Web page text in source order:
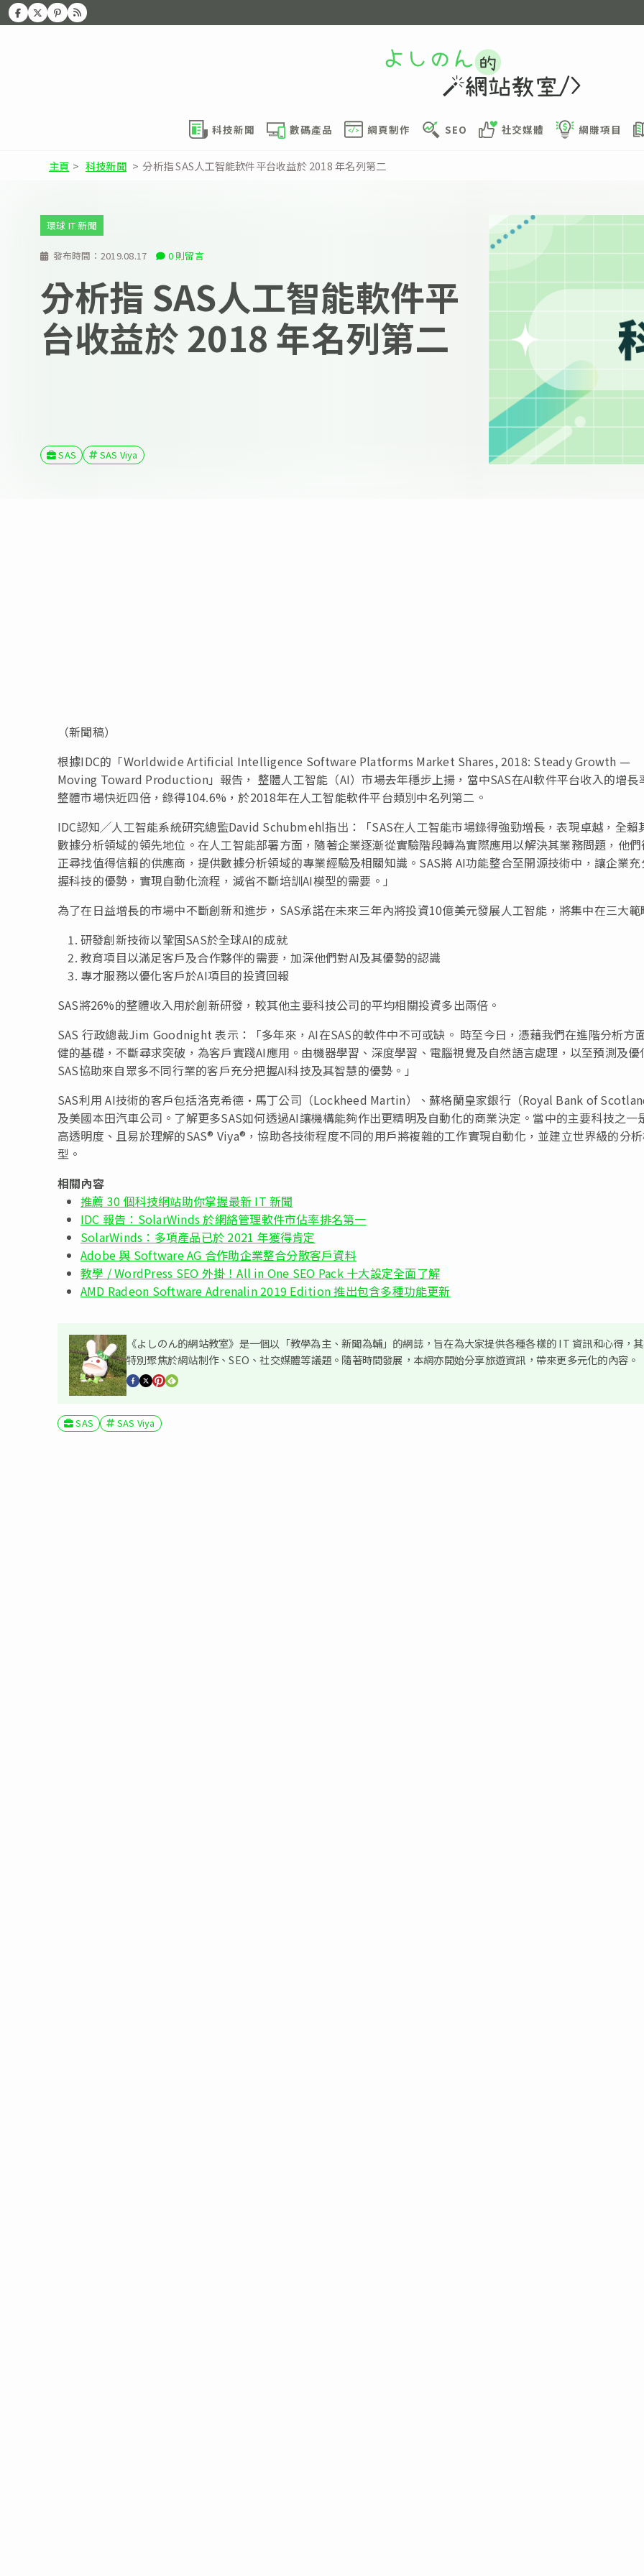
科技新聞 數碼產品 網頁制作 SEO 社交媒體 網賺項目
主頁 > 科技新聞 > 分析指 SAS人工智能軟件平台收益於 2018 年名列第二
發布時間： 2019.08.17 0 則留言
環球 IT 新聞
分析指 SAS人工智能軟件平
台收益於 2018 年名列第二
SAS SAS Viya
（新聞稿）
根據IDC的「Worldwide Artificial Intelligence Software Platforms Market Shares, 2018: Steady Growth —
Moving Toward Production」報告， 整體人工智能（AI）市場去年穩步上揚，當中SAS在AI軟件平台收入的增長
整體市場快近四倍，錄得104.6%，於2018年在人工智能軟件平台類別中名列第二。
IDC認知╱人工智能系統研究總監David Schubmehl指出：「SAS在人工智能市場錄得強勁增長，表現卓越，全賴
數據分析領域的領先地位。在人工智能部署方面，隨著企業逐漸從實驗階段轉為實際應用以解決其業務問題，他
正尋找值得信賴的供應商，提供數據分析領域的專業經驗及相關知識。SAS將 AI功能整合至開源技術中，讓企業
握科技的優勢，實現自動化流程，減省不斷培訓AI模型的需要。」
為了在日益增長的市場中不斷創新和進步，SAS承諾在未來三年內將投資10億美元發展人工智能，將集中在三大
研發創新技術以鞏固SAS於全球AI的成就
教育項目以滿足客戶及合作夥伴的需要，加深他們對AI及其優勢的認識
專才服務以優化客戶於AI項目的投資回報
SAS將26%的整體收入用於創新研發，較其他主要科技公司的平均相關投資多出兩倍。
SAS 行政總裁Jim Goodnight 表示：「多年來，AI在SAS的軟件中不可或缺。 時至今日，憑藉我們在進階分析方
健的基礎，不斷尋求突破，為客戶實踐AI應用。由機器學習、深度學習、電腦視覺及自然語言處理，以至預測及優
SAS協助來自眾多不同行業的客戶充分把握AI科技及其智慧的優勢。」
SAS利用 AI技術的客戶包括洛克希德·馬丁公司（Lockheed Martin）、蘇格蘭皇家銀行（Royal Bank of
及美國本田汽車公司。了解更多SAS如何透過AI讓機構能夠作出更精明及自動化的商業決定。當中的主要科技之一
高透明度、且易於理解的SAS® Viya®，協助各技術程度不同的用戶將複雜的工作實現自動化，並建立世界級的分
型。
相關內容
推薦 30 個科技網站助你掌握最新 IT 新聞
IDC 報告：SolarWinds 於網絡管理軟件市佔率排名第一
SolarWinds：多項產品已於 2021 年獲得肯定
Adobe 與 Software AG 合作助企業整合分散客戶資料
教學 / WordPress SEO 外掛！All in One SEO Pack 十大設定全面了解
AMD Radeon Software Adrenalin 2019 Edition 推出包含多種功能更新
《よしのん的網站教室》是一個以「教學為主、新聞為輔」的網誌，旨在為大家提供各種各樣的 IT 資訊和心得，
特別聚焦於網站制作、SEO、社交媒體等議題。隨著時間發展，本網亦開始分享旅遊資訊，帶來更多元化的內容。
SAS SAS Viya